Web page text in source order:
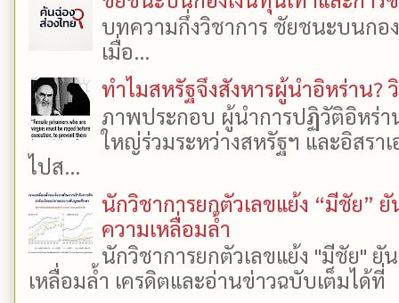
บทความกึ่งวิชาการ ชัยชนะบนกอ
เมื่อ...
ทำไมสหรัฐจึงสังหารผู้นำอิหร่าน?
ภาพประกอบ ผู้นำการปฏิวัติอิหร่า
ใหญ่ร่วมระหว่างสหรัฐฯ และอิสรา
ไปส...
นักวิชาการยกตัวเลขแย้ง “มีชัย”
ความเหลื่อมล้ำ
นักวิชาการยกตัวเลขแย้ง "มีชัย"
เหลื่อมล้ำ เครดิตและอ่านข่าวฉบับเต็มได้